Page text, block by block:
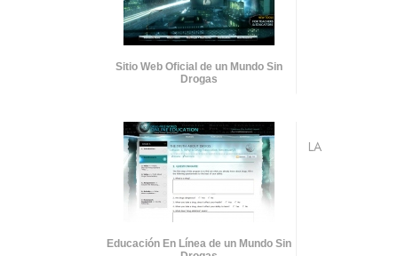
Sitio Web Oficial de un Mundo Sin
Drogas
Educación En Línea de un Mundo Sin
LA